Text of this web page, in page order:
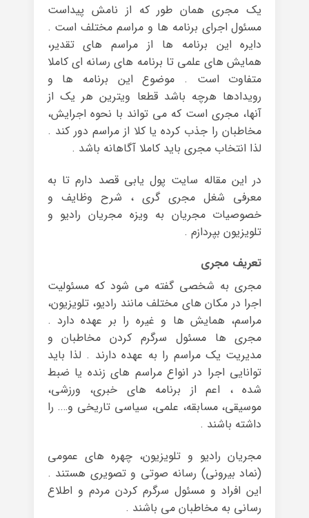
یک مجری همان طور که از نامش پیداست
مسئول اجرای برنامه ها و مراسم مختلف است .
دایره این برنامه ها از مراسم های تقدیر،
همایش های علمی تا برنامه های رسانه ای کاملا
متفاوت است . موضوع این برنامه ها و
رویدادها هرچه باشد قطعا ویترین هر یک از
آنها، مجری است که می تواند با نحوه اجرایش،
مخاطبان را جذب کرده یا کلا از مراسم دور کند .
لذا انتخاب مجری باید کاملا آگاهانه باشد .
در این مقاله سایت پول یابی قصد دارم تا به
معرفی شغل مجری گری ، شرح وظایف و
خصوصیات مجریان به ویزه مجریان رادیو و
تلویزیون بپردازم .
تعریف مجری
مجری به شخصی گفته می شود که مسئولیت
اجرا در مکان های مختلف مانند رادیو، تلویزیون،
مراسم، همایش ها و غیره را بر عهده دارد .
مجری ها مسئول سرگرم کردن مخاطبان و
مدیریت یک مراسم را به عهده دارند . لذا باید
توانایی اجرا در انواع مراسم های زنده یا ضبط
شده ، اعم از برنامه های خبری، ورزشی،
موسیقی، مسابقه، علمی، سیاسی تاریخی و…. را
داشته باشند .
مجریان رادیو و تلویزیون، چهره های عمومی
(نماد بیرونی) رسانه صوتی و تصویری هستند .
این افراد و مسئول سرگرم کردن مردم و اطلاع
رسانی به مخاطبان می باشند .